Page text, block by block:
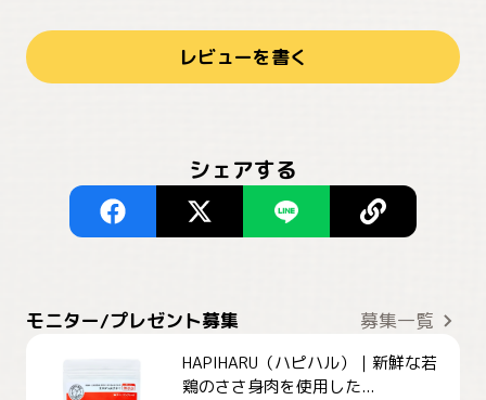
レビューを書く
シェアする
モニター/プレゼント募集 募集一覧
HAPIHARU（ハピハル）｜新鮮な若
鶏のささ身肉を使用した...